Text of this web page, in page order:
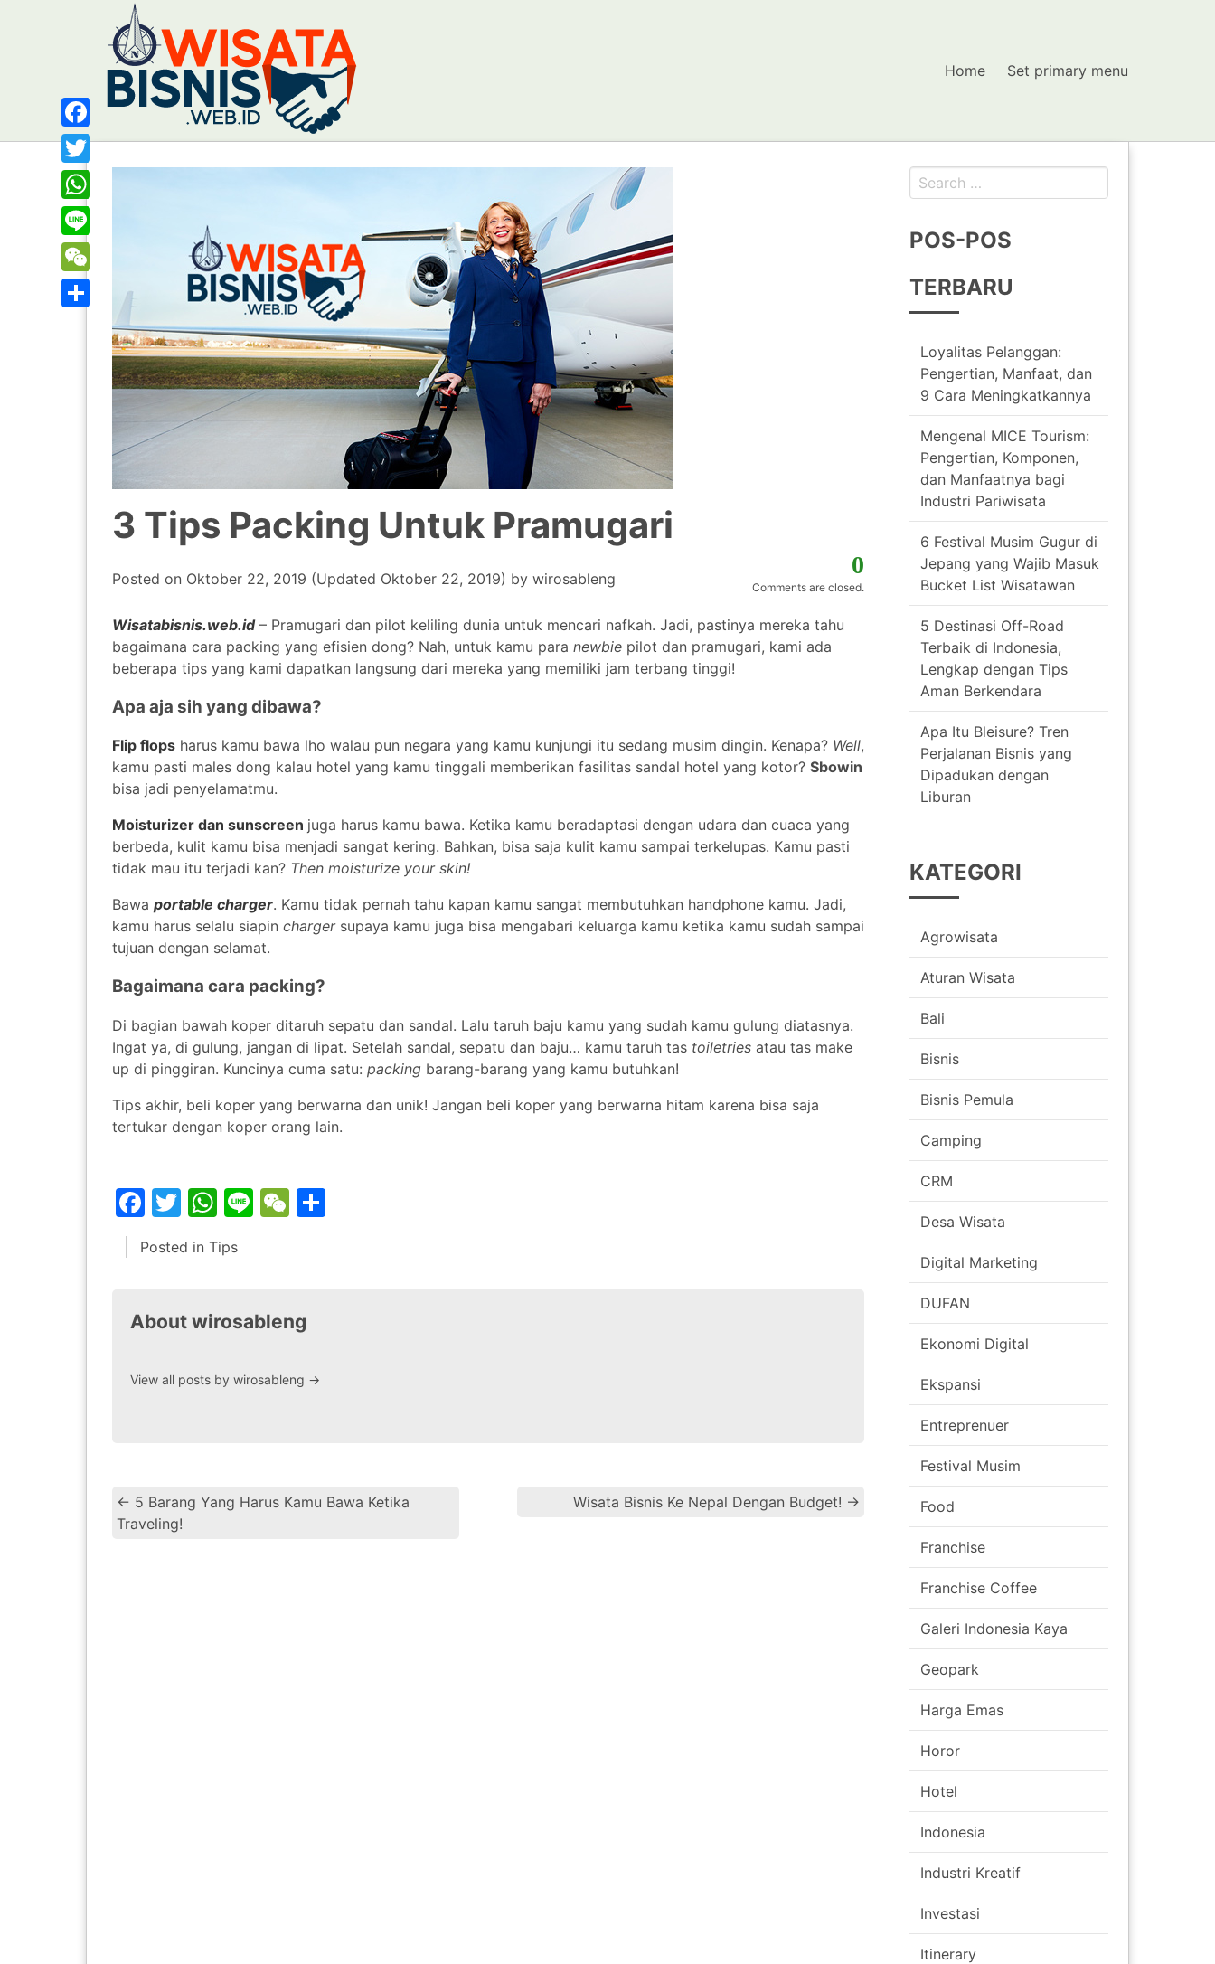
Home Set primary menu
3 Tips Packing Untuk Pramugari
0
Comments are closed.
Posted on Oktober 22, 2019 (Updated Oktober 22, 2019) by wirosableng
Wisatabisnis.web.id– Pramugari dan pilot keliling dunia untuk mencari nafkah. Jadi, pastinya mereka tahu
bagaimana cara packing yang efisien dong? Nah, untuk kamu para newbie pilot dan pramugari, kami ada
beberapa tips yang kami dapatkan langsung dari mereka yang memiliki jam terbang tinggi!
Apa aja sih yang dibawa?
Flip flops harus kamu bawa lho walau pun negara yang kamu kunjungi itu sedang musim dingin. Kenapa? Well,
kamu pasti males dong kalau hotel yang kamu tinggali memberikan fasilitas sandal hotel yang kotor? Sbowin
bisa jadi penyelamatmu.
Moisturizer dan sunscreen juga harus kamu bawa. Ketika kamu beradaptasi dengan udara dan cuaca yang
berbeda, kulit kamu bisa menjadi sangat kering. Bahkan, bisa saja kulit kamu sampai terkelupas. Kamu pasti
tidak mau itu terjadi kan? Then moisturize your skin!
Bawa portable charger. Kamu tidak pernah tahu kapan kamu sangat membutuhkan handphone kamu. Jadi,
kamu harus selalu siapin chargersupaya kamu juga bisa mengabari keluarga kamu ketika kamu sudah sampai
tujuan dengan selamat.
Bagaimana cara packing?
Di bagian bawah koper ditaruh sepatu dan sandal. Lalu taruh baju kamu yang sudah kamu gulung diatasnya.
Ingat ya, di gulung, jangan di lipat. Setelah sandal, sepatu dan baju… kamu taruh tas toiletries atau tas make
up di pinggiran. Kuncinya cuma satu: packing barang-barang yang kamu butuhkan!
Tips akhir, beli koper yang berwarna dan unik! Jangan beli koper yang berwarna hitam karena bisa saja
tertukar dengan koper orang lain.
Facebook
Twitter
WhatsApp
LineWeChat
Posted in Tips
About wirosableng
View all posts by wirosableng →
Post
navigation
← 5 Barang Yang Harus Kamu Bawa Ketika
Traveling!
Wisata Bisnis Ke Nepal Dengan Budget! →
Facebook
Twitter
WhatsApp
Line
WeChat
POS-POS
TERBARU
Loyalitas Pelanggan:
Pengertian, Manfaat, dan
9 Cara Meningkatkannya
Mengenal MICE Tourism:
Pengertian, Komponen,
dan Manfaatnya bagi
Industri Pariwisata
6 Festival Musim Gugur di
Jepang yang Wajib Masuk
Bucket List Wisatawan
5 Destinasi Off-Road
Terbaik di Indonesia,
Lengkap dengan Tips
Aman Berkendara
Apa Itu Bleisure? Tren
Perjalanan Bisnis yang
Dipadukan dengan
Liburan
KATEGORI
Agrowisata
Aturan Wisata
Bali
Bisnis
Bisnis Pemula
Camping
CRM
Desa Wisata
Digital Marketing
DUFAN
Ekonomi Digital
Ekspansi
Entreprenuer
Festival Musim
Food
Franchise
Franchise Coffee
Galeri Indonesia Kaya
Geopark
Harga Emas
Horor
Hotel
Indonesia
Industri Kreatif
Investasi
Itinerary